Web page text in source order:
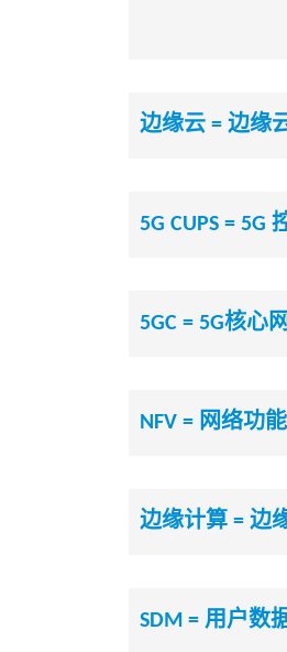
边缘云 = 边缘
5G CUPS = 5G
5GC = 5G核心
NFV = 网络功
边缘计算 = 边
SDM = 用户数